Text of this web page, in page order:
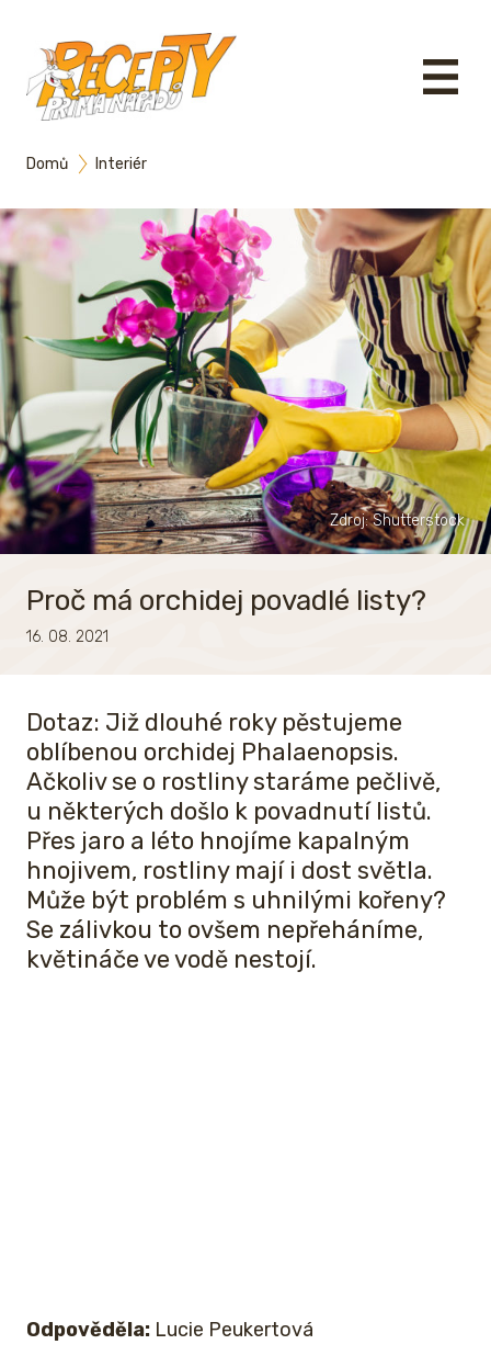
Domů Interiér
Zdroj: Shutterstock
Proč má orchidej povadlé listy?
16. 08. 2021
Dotaz: Již dlouhé roky pěstujeme
oblíbenou orchidej Phalaenopsis.
Ačkoliv se o rostliny staráme pečlivě,
u některých došlo k povadnutí listů.
Přes jaro a léto hnojíme kapalným
hnojivem, rostliny mají i dost světla.
Může být problém s uhnilými kořeny?
Se zálivkou to ovšem nepřeháníme,
květináče ve vodě nestojí.
Odpověděla: Lucie Peukertová